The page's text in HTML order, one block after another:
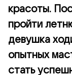
красоты.
пройти
девушка
опытных
стать